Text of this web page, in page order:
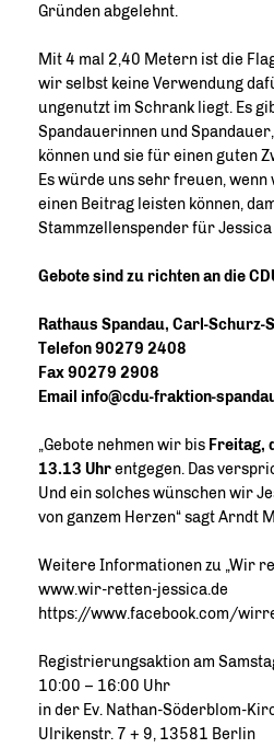
Gründen abgelehnt.
Mit 4 mal 2,40 Metern ist die
wir selbst keine Verwendung
ungenutzt im Schrank liegt. Es
Spandauerinnen und
können und sie für einen guten
Es würde uns sehr freuen,
einen Beitrag leisten können,
Stammzellenspender für Jessica
Gebote sind zu richten an die
Rathaus Spandau, Carl-
Telefon 90279 2408
Fax 90279 2908
Email info@cdu-fraktion-
Gebote nehmen wir bis Freitag,
13.13 Uhrentgegen. Das
Und ein solches wünschen wir
von ganzem Herzen“ sagt Arndt
Weitere Informationen zu „Wir
www.wir-retten-jessica.de
https://www.facebook.com/
Registrierungsaktion am
10:00 – 16:00 Uhr
in der Ev. Nathan-Söderblom-
Ulrikenstr. 7 + 9, 13581 Berlin